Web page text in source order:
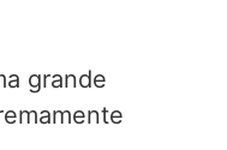
grande